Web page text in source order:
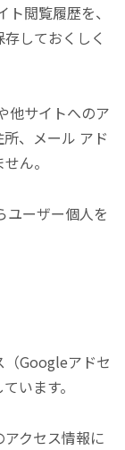
閲覧履歴を、
しておくしく
他サイトへのア
、メール アド
ん。
ユーザー個人を
Googleアドセ
います。
クセス情報に